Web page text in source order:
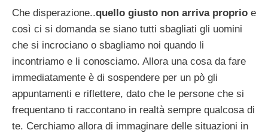
Che disperazione..quello giusto non arriva proprio e
così ci si domanda se siano tutti sbagliati gli uomini
che si incrociano o sbagliamo noi quando li
incontriamo e li conosciamo. Allora una cosa da fare
immediatamente è di sospendere per un pò gli
appuntamenti e riflettere, dato che le persone che si
frequentano ti raccontano in realtà sempre qualcosa di
te. Cerchiamo allora di immaginare delle situazioni in